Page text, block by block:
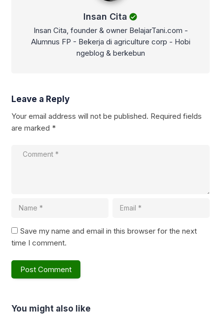
Insan Cita
Insan Cita, founder & owner BelajarTani.com -
Alumnus FP - Bekerja di agriculture corp - Hobi
ngeblog & berkebun
Leave a Reply
Your email address will not be published. Required fields
are marked *
Save my name and email in this browser for the next
time I comment.
You might also like